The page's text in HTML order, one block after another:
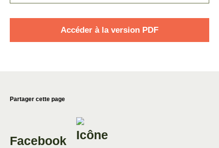
Accéder à la version PDF
Partager cette page
Facebook